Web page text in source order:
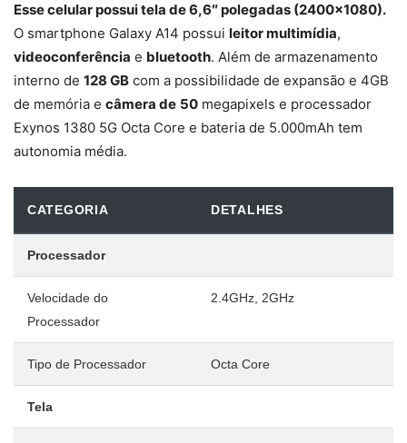
Esse celular possui tela de 6,6″ polegadas (2400×1080).
O smartphone Galaxy A14 possui leitor multimídia,
videoconferência e bluetooth. Além de armazenamento
interno de 128 GB com a possibilidade de expansão e 4GB
de memória e câmera de 50 megapixels e processador
Exynos 1380 5G Octa Core e bateria de 5.000mAh tem
autonomia média.
CATEGORIA DETALHES
Processador
Velocidade do
Processador
2.4GHz, 2GHz
Tipo de Processador Octa Core
Tela